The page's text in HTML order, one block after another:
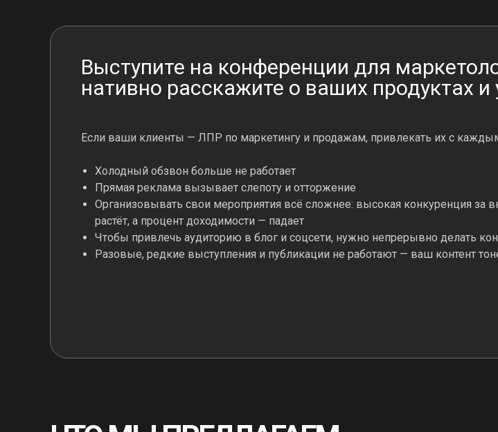
Выступите на конференции для
нативно расскажите о ваших продуктах и
Если ваши клиенты — ЛПР по маркетингу и продажам, привлекать их с
Холодный обзвон больше не работает
Прямая реклама вызывает слепоту и отторжение
Организовывать свои мероприятия всё сложнее: высокая конкуренция за
растёт, а процент доходимости — падает
Чтобы привлечь аудиторию в блог и соцсети, нужно непрерывно делать
Разовые, редкие выступления и публикации не работают — ваш контент